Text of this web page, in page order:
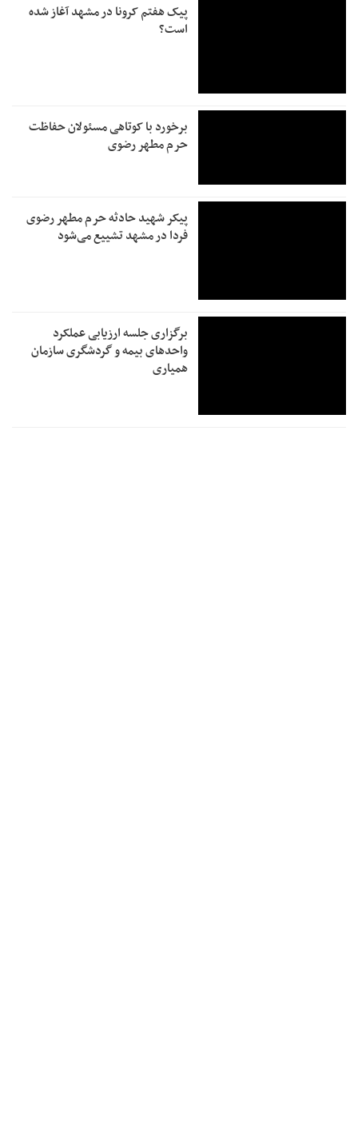
پیک هفتم کرونا در مشهد آغاز شده
است؟
برخورد با کوتاهی مسئولان حفاظت
حرم مطهر رضوی
پیکر شهید حادثه حرم مطهر رضوی
فردا در مشهد تشییع می‌شود
برگزاری جلسه ارزیابی عملکرد
واحدهای بیمه و گردشگری سازمان
همیاری